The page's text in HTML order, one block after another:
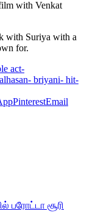
with Venkat
with Suriya with a
for.
act-
briyani- hit-
PinterestEmail
சூரி